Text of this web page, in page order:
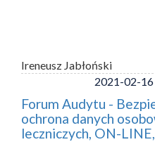
Ireneusz Jabłoński
2021-02-16
Forum Audytu -
ochrona danych
leczniczych, ON-